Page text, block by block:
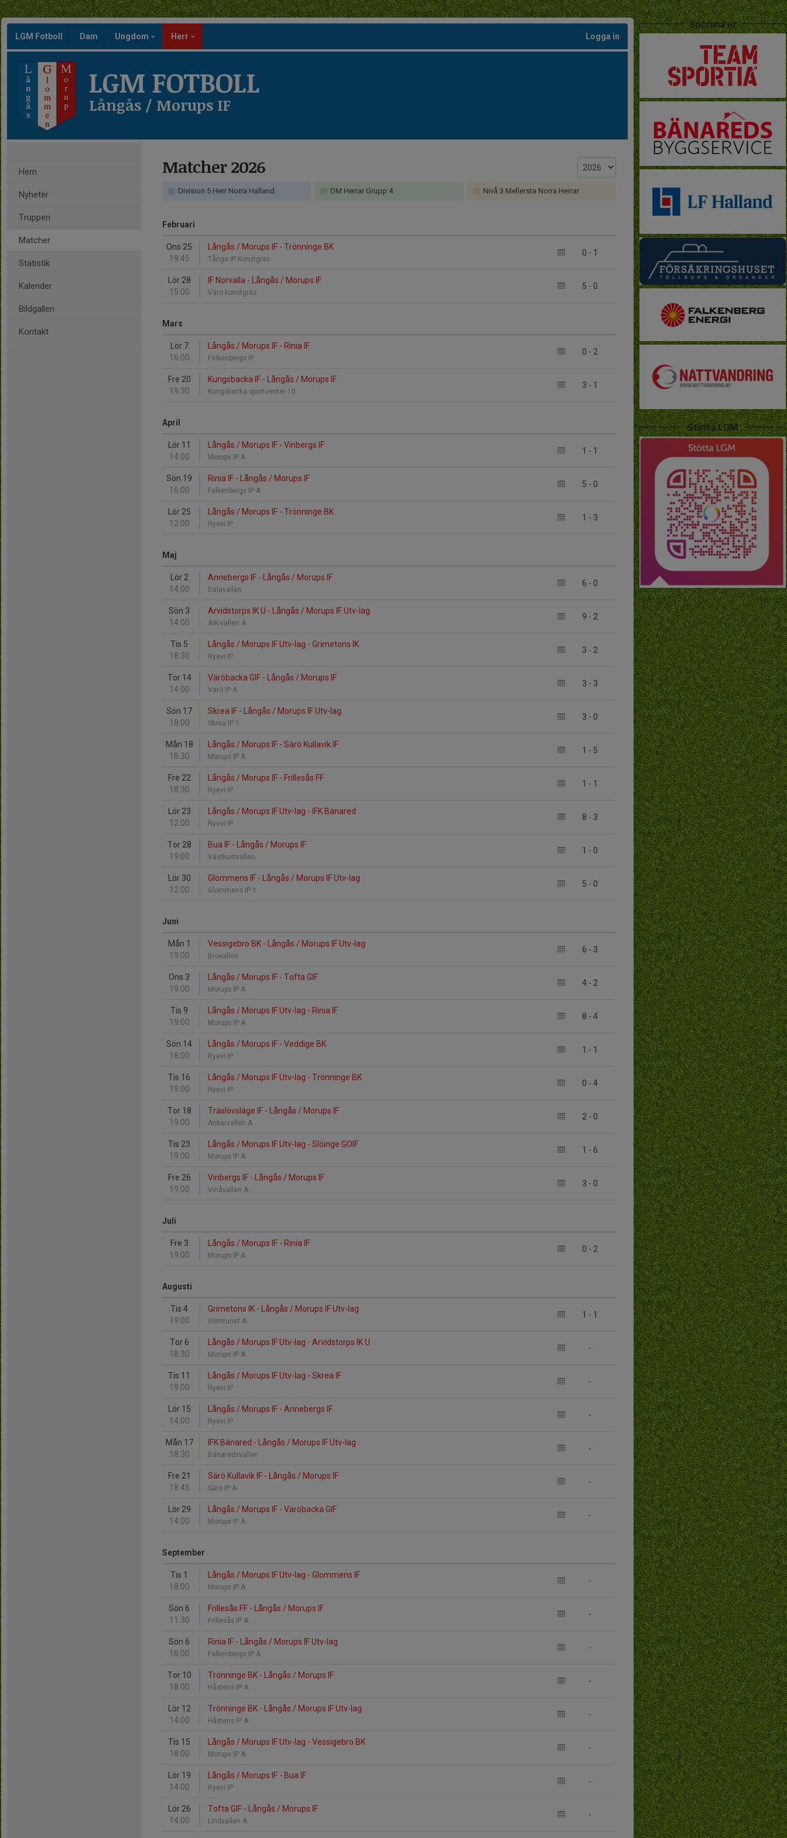
LGM Fotboll Dam Ungdom Herr Logga in
LGM FOTBOLL
Långås / Morups IF
Hem
Nyheter
Truppen
Matcher
Statistik
Kalender
Bildgalleri
Kontakt
Matcher 2026
Division 5 Herr Norra Halland DM Herrar Grupp 4 Nivå 3 Mellersta Norra Herrar
Februari
Ons 25
19:45
0 - 1
Långås / Morups IF - Trönninge BK
Tånga IP Konstgräs
Lör 28
15:00
5 - 0
IF Norvalla - Långås / Morups IF
Värö konstgräs
Mars
Lör 7
16:00
0 - 2
Långås / Morups IF - Rinia IF
Falkenbergs IP
Fre 20
19:30
3 - 1
Kungsbacka IF - Långås / Morups IF
Kungsbacka sportcenter 10
April
Lör 11
14:00
1 - 1
Långås / Morups IF - Vinbergs IF
Morups IP A
Sön 19
16:00
5 - 0
Rinia IF - Långås / Morups IF
Falkenbergs IP A
Lör 25
12:00
1 - 3
Långås / Morups IF - Trönninge BK
Ryevi IP
Maj
Lör 2
14:00
6 - 0
Annebergs IF - Långås / Morups IF
Dalavallen
Sön 3
14:00
9 - 2
Arvidstorps IK U - Långås / Morups IF Utv-lag
AIK-vallen A
Tis 5
18:30
3 - 2
Långås / Morups IF Utv-lag - Grimetons IK
Ryevi IP
Tor 14
14:00
3 - 3
Väröbacka GIF - Långås / Morups IF
Värö IP A
Sön 17
18:00
3 - 0
Skrea IF - Långås / Morups IF Utv-lag
Skrea IP 1
Mån 18
18:30
1 - 5
Långås / Morups IF - Särö Kullavik IF
Morups IP A
Fre 22
18:30
1 - 1
Långås / Morups IF - Frillesås FF
Ryevi IP
Lör 23
12:00
8 - 3
Långås / Morups IF Utv-lag - IFK Bänared
Ryevi IP
Tor 28
19:00
1 - 0
Bua IF - Långås / Morups IF
Västkustvallen
Lör 30
12:00
5 - 0
Glommens IF - Långås / Morups IF Utv-lag
Glommens IP 1
Juni
Mån 1
19:00
6 - 3
Vessigebro BK - Långås / Morups IF Utv-lag
Brovallen
Ons 3
19:00
4 - 2
Långås / Morups IF - Tofta GIF
Morups IP A
Tis 9
19:00
8 - 4
Långås / Morups IF Utv-lag - Rinia IF
Morups IP A
Sön 14
18:00
1 - 1
Långås / Morups IF - Veddige BK
Ryevi IP
Tis 16
19:00
0 - 4
Långås / Morups IF Utv-lag - Trönninge BK
Ryevi IP
Tor 18
19:00
2 - 0
Träslövsläge IF - Långås / Morups IF
Ankarvallen A
Tis 23
19:00
1 - 6
Långås / Morups IF Utv-lag - Slöinge GOIF
Morups IP A
Fre 26
19:00
3 - 0
Vinbergs IF - Långås / Morups IF
Vinåvallen A
Juli
Fre 3
19:00
0 - 2
Långås / Morups IF - Rinia IF
Morups IP A
Augusti
Tis 4
19:00
1 - 1
Grimetons IK - Långås / Morups IF Utv-lag
Grimtunet A
Tor 6
18:30
-
Långås / Morups IF Utv-lag - Arvidstorps IK U
Morups IP A
Tis 11
19:00
-
Långås / Morups IF Utv-lag - Skrea IF
Ryevi IP
Lör 15
14:00
-
Långås / Morups IF - Annebergs IF
Ryevi IP
Mån 17
18:30
-
IFK Bänared - Långås / Morups IF Utv-lag
Bänaredsvallen
Fre 21
18:45
-
Särö Kullavik IF - Långås / Morups IF
Särö IP A
Lör 29
14:00
-
Långås / Morups IF - Väröbacka GIF
Morups IP A
September
Tis 1
18:00
-
Långås / Morups IF Utv-lag - Glommens IF
Morups IP A
Sön 6
11:30
-
Frillesås FF - Långås / Morups IF
Frillesås IP A
Sön 6
16:00
-
Rinia IF - Långås / Morups IF Utv-lag
Falkenbergs IP A
Tor 10
18:00
-
Trönninge BK - Långås / Morups IF
Håstens IP A
Lör 12
14:00
-
Trönninge BK - Långås / Morups IF Utv-lag
Håstens IP A
Tis 15
18:00
-
Långås / Morups IF Utv-lag - Vessigebro BK
Morups IP A
Lör 19
14:00
-
Långås / Morups IF - Bua IF
Ryevi IP
Lör 26
14:00
-
Tofta GIF - Långås / Morups IF
Lindvallen A
Sponsorer
Stötta LGM